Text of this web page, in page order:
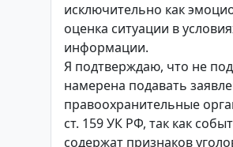
исключительно как
оценка ситуации в
информации.
Я подтверждаю, что не
намерена подавать
правоохранительные
ст. 159 УК РФ, так как
содержат признаков